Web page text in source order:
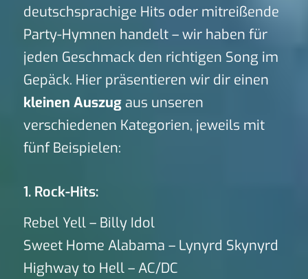
deutschsprachige Hits oder mitreißende
Party-Hymnen handelt – wir haben für
jeden Geschmack den richtigen Song im
Gepäck. Hier präsentieren wir dir einen
kleinen Auszugaus unseren
verschiedenen Kategorien, jeweils mit
fünf Beispielen:
1. Rock-Hits:
Rebel Yell – Billy Idol
Sweet Home Alabama – Lynyrd Skynyrd
Highway to Hell – AC/DC